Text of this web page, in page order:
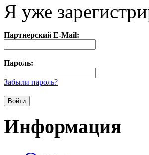
Я уже
Партнерский E-Mail:
Пароль:
Забыли пароль?
Информация